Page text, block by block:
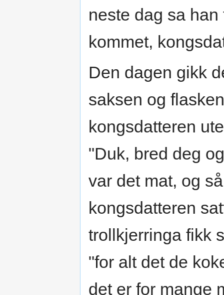
neste dag sa
kommet,
Den dagen gikk
saksen og
kongsdatteren
"Duk, bred deg
var det mat, og
kongsdatteren
trollkjerringa fikk
"for alt det de
det er for mange